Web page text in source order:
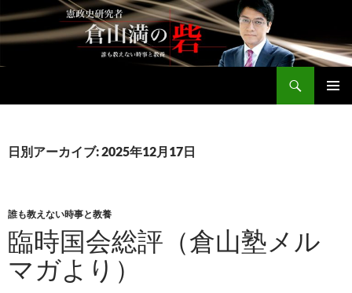
テ
ン
へ
ッ
日別アーカイブ: 2025年12月17日
誰も教えない時事と教養
臨時国会総評（倉山塾メル
マガより）